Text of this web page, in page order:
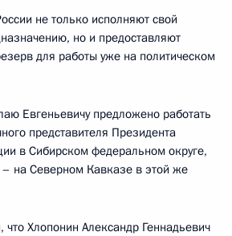
не только исполняют свой
но и предоставляют
для работы уже на политическом
Евгеньевичу предложено работать
представителя Президента
в Сибирском федеральном округе,
на Северном Кавказе в этой же
что Хлопонин Александр Геннадьевич